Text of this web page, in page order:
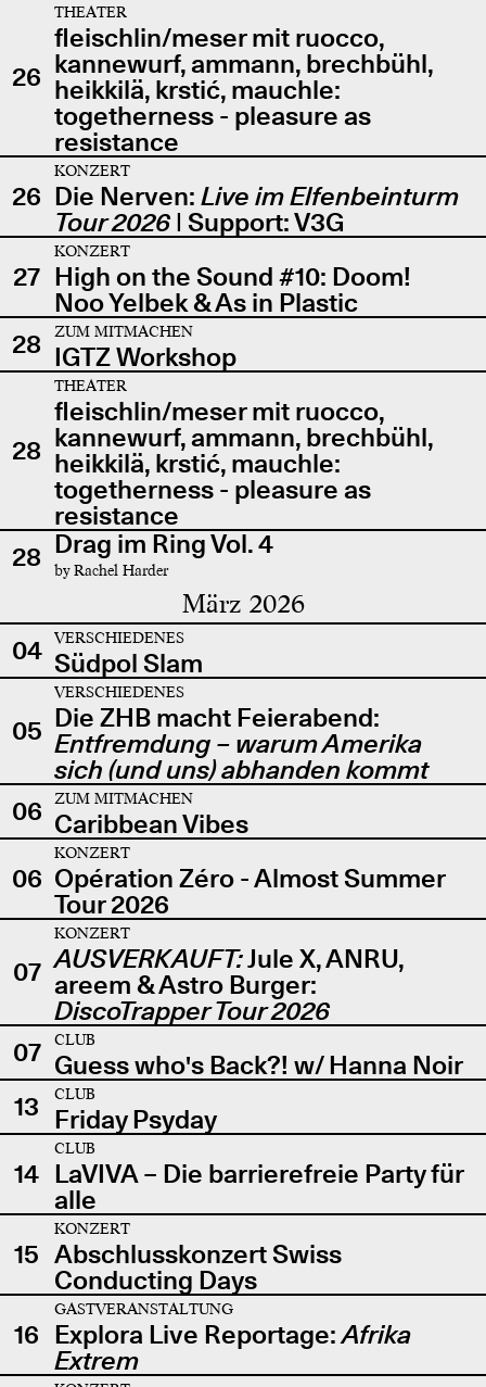
26
THEATER
fleischlin/meser mit ruocco,
kannewurf, ammann, brechbühl,
heikkilä, krstić, mauchle:
togetherness - pleasure as
resistance
26
KONZERT
Die Nerven: Live im Elfenbeinturm
Tour 2026| Support: V3G
27
KONZERT
High on the Sound #10: Doom!
Noo Yelbek & As in Plastic
28
ZUM MITMACHEN
IGTZ Workshop
28
THEATER
fleischlin/meser mit ruocco,
kannewurf, ammann, brechbühl,
heikkilä, krstić, mauchle:
togetherness - pleasure as
resistance
28 Drag im Ring Vol. 4
by Rachel Harder
März 2026
04 VERSCHIEDENES
Südpol Slam
05
VERSCHIEDENES
Die ZHB macht Feierabend:
Entfremdung – warum Amerika
sich (und uns) abhanden kommt
06
ZUM MITMACHEN
Caribbean Vibes
06
KONZERT
Opération Zéro - Almost Summer
Tour 2026
07
KONZERT
AUSVERKAUFT:Jule X, ANRU,
areem & Astro Burger:
DiscoTrapper Tour 2026
07
CLUB
Guess who's Back?! w/ Hanna Noir
13
CLUB
Friday Psyday
14
CLUB
LaVIVA – Die barrierefreie Party für
alle
15
KONZERT
Abschlusskonzert Swiss
Conducting Days
16
GASTVERANSTALTUNG
Explora Live Reportage:Afrika
Extrem